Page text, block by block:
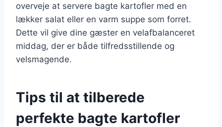
overveje at servere bagte kartofler med en
lækker salat eller en varm suppe som forret.
Dette vil give dine gæster en velafbalanceret
middag, der er både tilfredsstillende og
velsmagende.
Tips til at tilberede
perfekte bagte kartofler